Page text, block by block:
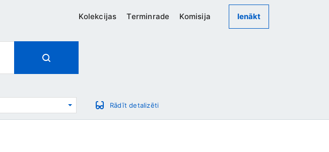
Kolekcijas Terminrade Komisija Ienākt
Rādīt detalizēti